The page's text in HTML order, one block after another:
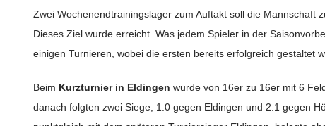
Zwei Wochenendtrainingslager zum Auftakt soll die Mannschaft
Dieses Ziel wurde erreicht. Was jedem Spieler in der
einigen Turnieren, wobei die ersten bereits erfolgreich gestaltet
Beim Kurzturnier in Eldingen wurde von 16er zu 16er mit 6
danach folgten zwei Siege, 1:0 gegen Eldingen und 2:1 gegen